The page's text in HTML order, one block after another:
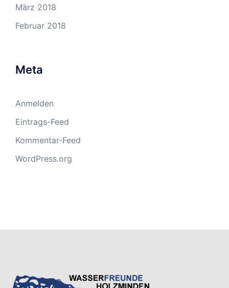
März 2018
Februar 2018
Meta
Anmelden
Eintrags-Feed
Kommentar-Feed
WordPress.org